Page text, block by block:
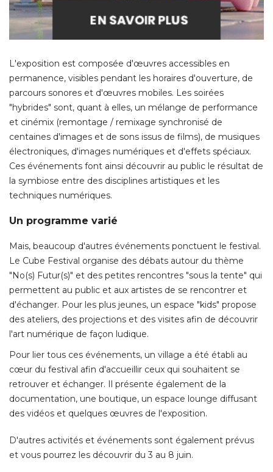
L'exposition est composée d'œuvres accessibles en
permanence, visibles pendant les horaires d'ouverture, de
parcours sonores et d'œuvres mobiles. Les soirées
"hybrides" sont, quant à elles, un mélange de performance
et cinémix (remontage / remixage synchronisé de
centaines d'images et de sons issus de films), de musiques
électroniques, d'images numériques et d'effets spéciaux.
Ces événements font ainsi découvrir au public le résultat de
la symbiose entre des disciplines artistiques et les
techniques numériques.
Un programme varié
Mais, beaucoup d'autres événements ponctuent le festival.
Le Cube Festival organise des débats autour du thème
"No(s) Futur(s)" et des petites rencontres "sous la tente" qui
permettent au public et aux artistes de se rencontrer et
d'échanger. Pour les plus jeunes, un espace "kids" propose
des ateliers, des projections et des visites afin de découvrir
l'art numérique de façon ludique.
Pour lier tous ces événements, un village a été établi au
cœur du festival afin d'accueillir ceux qui souhaitent se
retrouver et échanger. Il présente également de la
documentation, une boutique, un espace lounge diffusant
des vidéos et quelques œuvres de l'exposition.
D'autres activités et événements sont également prévus
et vous pourrez les découvrir du 3 au 8 juin.